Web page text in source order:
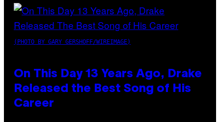
(PHOTO BY GARY GERSHOFF/WIREIMAGE)
On This Day 13 Years Ago, Drake
Released the Best Song of His
Career